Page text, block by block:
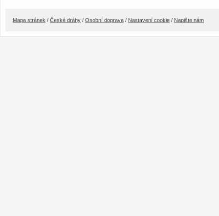
Mapa stránek / České dráhy / Osobní doprava / Nastavení cookie / Napište nám